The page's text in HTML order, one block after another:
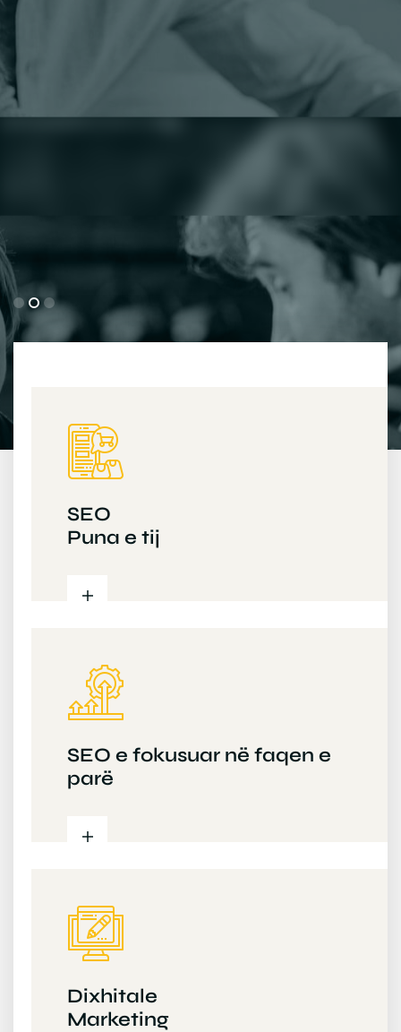
Puna e tij
SEO
Puna e tij
SEO e fokusuar në faqen e
parë
Dixhitale
Marketing